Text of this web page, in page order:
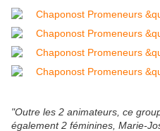
"Outre les 2 animateurs, ce
également 2 féminines, Marie-